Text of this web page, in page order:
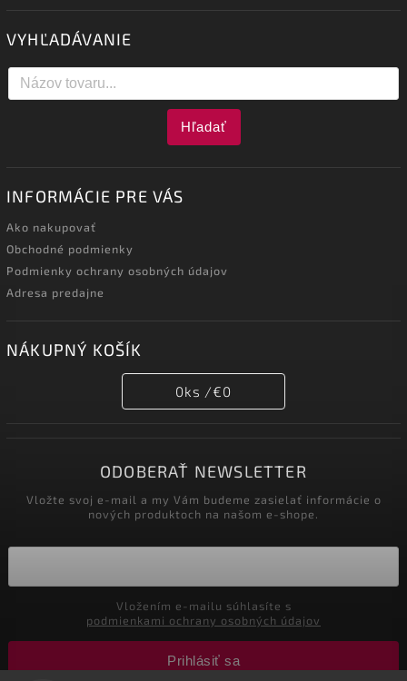
VYHĽADÁVANIE
Hľadať
INFORMÁCIE PRE VÁS
Ako nakupovať
Obchodné podmienky
Podmienky ochrany osobných údajov
Adresa predajne
NÁKUPNÝ KOŠÍK
0ks /€0
ODOBERAŤ NEWSLETTER
Vložte svoj e-mail a my Vám budeme zasielať informácie o
nových produktoch na našom e-shope.
podmienkami ochrany osobných údajov
Prihlásiť sa